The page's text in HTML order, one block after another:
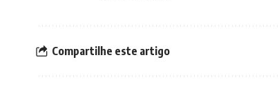
Compartilhe este artigo